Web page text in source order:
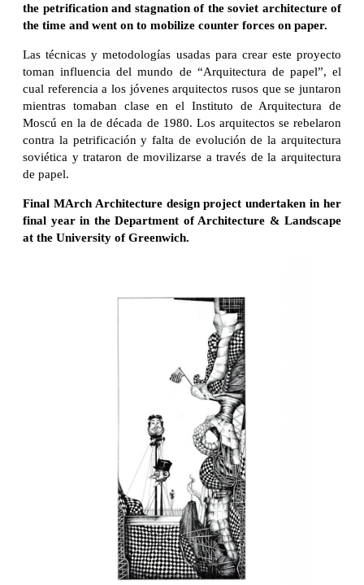
the petrification and stagnation of the soviet architecture of
the time and went on to mobilize counter forces on paper.
Las técnicas y metodologías usadas para crear este proyecto
toman influencia del mundo de “Arquitectura de papel”, el
cual referencia a los jóvenes arquitectos rusos que se juntaron
mientras tomaban clase en el Instituto de Arquitectura de
Moscú en la de década de 1980. Los arquitectos se rebelaron
contra la petrificación y falta de evolución de la arquitectura
soviética y trataron de movilizarse a través de la arquitectura
de papel.
Final MArch Architecture design project undertaken in her
final year in the Department of Architecture & Landscape
at the University of Greenwich.